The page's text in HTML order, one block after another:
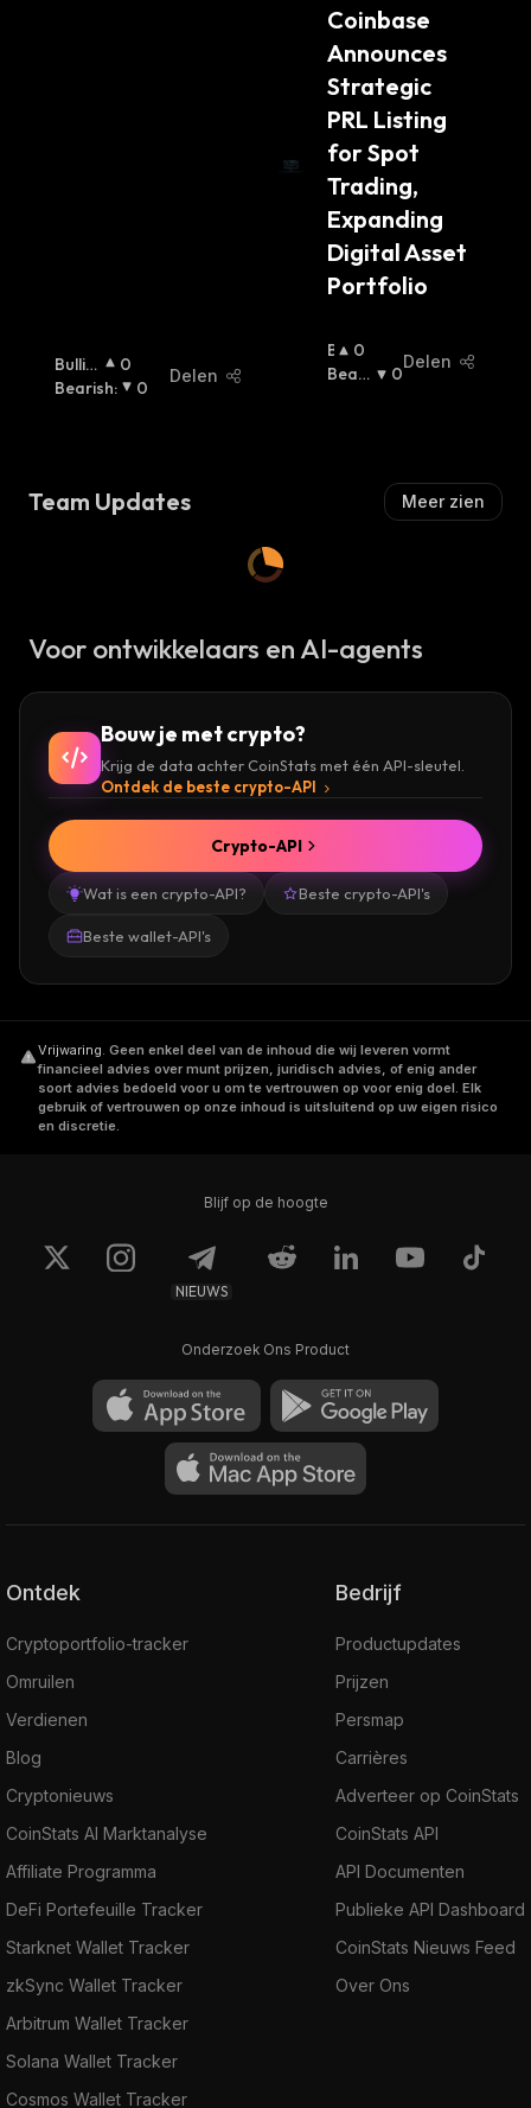
Bullis
H:
0
Bearish: 0
Delen
:
orld
Coinbase
Announces
Strategic
PRL Listing
for Spot
Trading,
Expanding
Digital Asset
Portfolio
B
U
0
Beari
0
Delen
Team Updates Meer zien
Voor ontwikkelaars en AI-agents
Bouw je met crypto?
Krijg de data achter CoinStats met één API-sleutel.
Ontdek de beste crypto-API
Wat is een crypto-API? Beste crypto-API's
Beste wallet-API's
Crypto-API
Vrijwaring. Geen enkel deel van de inhoud die wij leveren vormt
financieel advies over munt prijzen, juridisch advies, of enig ander
soort advies bedoeld voor u om te vertrouwen op voor enig doel. Elk
gebruik of vertrouwen op onze inhoud is uitsluitend op uw eigen risico
en discretie.
Blijf op de hoogte
NIEUWS
Onderzoek Ons Product
Ontdek
Cryptoportfolio-tracker
Omruilen
Verdienen
Blog
Cryptonieuws
CoinStats AI Marktanalyse
Affiliate Programma
DeFi Portefeuille Tracker
Starknet Wallet Tracker
zkSync Wallet Tracker
Arbitrum Wallet Tracker
Solana Wallet Tracker
Cosmos Wallet Tracker
Bedrijf
Productupdates
Prijzen
Persmap
Carrières
Adverteer op CoinStats
CoinStats API
API Documenten
Publieke API Dashboard
CoinStats Nieuws Feed
Over Ons